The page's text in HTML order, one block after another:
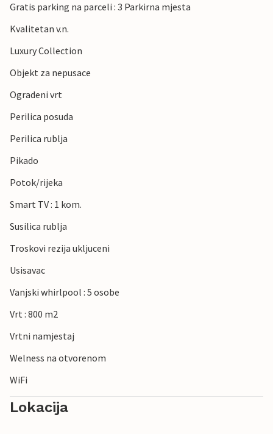
Gratis parking na parceli : 3 Parkirna mjesta
Kvalitetan v.n.
Luxury Collection
Objekt za nepusace
Ogradeni vrt
Perilica posuda
Perilica rublja
Pikado
Potok/rijeka
Smart TV : 1 kom.
Susilica rublja
Troskovi rezija ukljuceni
Usisavac
Vanjski whirlpool : 5 osobe
Vrt : 800 m2
Vrtni namjestaj
Welness na otvorenom
WiFi
Lokacija